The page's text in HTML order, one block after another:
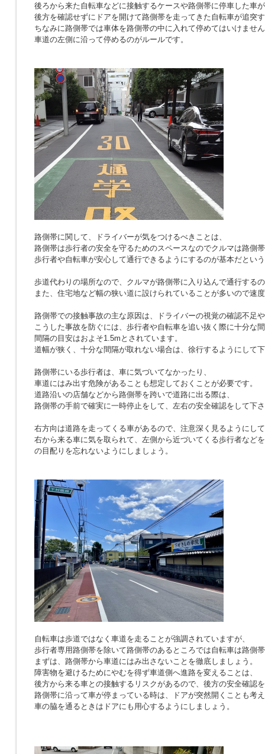
後ろから来た自転車などに接触するケースや路側帯に停車した車
後方を確認せずにドアを開けて路側帯を走ってきた自転車が追突
ちなみに路側帯では車体を路側帯の中に入れて停めてはいけませ
車道の左側に沿って停めるのがルールです。
路側帯に関して、ドライバーが気をつけるべきことは、
路側帯は歩行者の安全を守るためのスペースなのでクルマは路側
歩行者や自転車が安心して通行できるようにするのが基本だとい
歩道代わりの場所なので、クルマが路側帯に入り込んで通行する
また、住宅地など幅の狭い道に設けられていることが多いので速
路側帯での接触事故の主な原因は、ドライバーの視覚の確認不足
こうした事故を防ぐには、歩行者や自転車を追い抜く際に十分な
間隔の目安はおよそ1.5mとされています。
道幅が狭く、十分な間隔が取れない場合は、徐行するようにして
路側帯にいる歩行者は、車に気づいてなかったり、
車道にはみ出す危険があることも想定しておくことが必要です。
道路沿いの店舗などから路側帯を跨いで道路に出る際は、
路側帯の手前で確実に一時停止をして、左右の安全確認をして下
右方向は道路を走ってくる車があるので、注意深く見るようにし
右から来る車に気を取られて、左側から近づいてくる歩行者など
の目配りを忘れないようにしましょう。
自転車は歩道ではなく車道を走ることが強調されていますが、
歩行者専用路側帯を除いて路側帯のあるところでは自転車は路側
まずは、路側帯から車道にはみ出さないことを徹底しましょう。
障害物を避けるためにやむを得ず車道側へ進路を変えることは、
後方から来る車との接触するリスクがあるので、後方の安全確認
路側帯に沿って車が停まっている時は、ドアが突然開くことも考
車の脇を通るときはドアにも用心するようにしましょう。